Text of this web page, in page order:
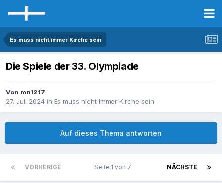
Es muss nicht immer Kirche sein
Die Spiele der 33. Olympiade
Von mn1217
27. Juli 2024 in Es muss nicht immer Kirche sein
Auf dieses Thema antworten
VORHERIGE NÄCHSTE
Seite 1 von 7